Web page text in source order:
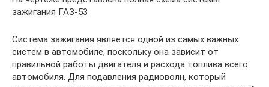
зажигания ГАЗ-53
Система зажигания является одной из самых важных
систем в автомобиле, поскольку она зависит от
правильной работы двигателя и расхода топлива всего
автомобиля. Для подавления радиоволн, который